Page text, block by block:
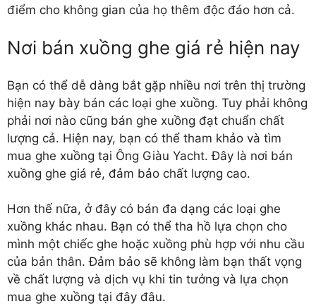
điểm cho không gian của họ thêm độc đáo hơn cả.
Nơi bán xuồng ghe giá rẻ hiện nay
Bạn có thể dễ dàng bắt gặp nhiều nơi trên thị trường
hiện nay bày bán các loại ghe xuồng. Tuy phải không
phải nơi nào cũng bán ghe xuồng đạt chuẩn chất
lượng cả. Hiện nay, bạn có thể tham khảo và tìm
mua ghe xuồng tại Ông Giàu Yacht. Đây là nơi bán
xuồng ghe giá rẻ, đảm bảo chất lượng cao.
Hơn thế nữa, ở đây có bán đa dạng các loại ghe
xuồng khác nhau. Bạn có thể tha hồ lựa chọn cho
mình một chiếc ghe hoặc xuồng phù hợp với nhu cầu
của bản thân. Đảm bảo sẽ không làm bạn thất vọng
về chất lượng và dịch vụ khi tin tưởng và lựa chọn
mua ghe xuồng tại đây đâu.